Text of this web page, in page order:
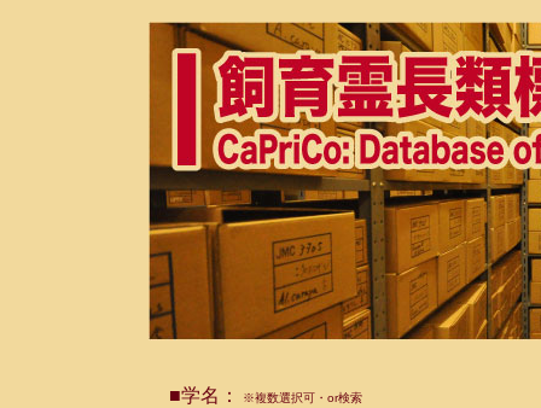
■学名： ※複数選択可・or検索